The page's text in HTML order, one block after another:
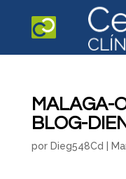
MALAGA-
BLOG-
por Dieg548Cd